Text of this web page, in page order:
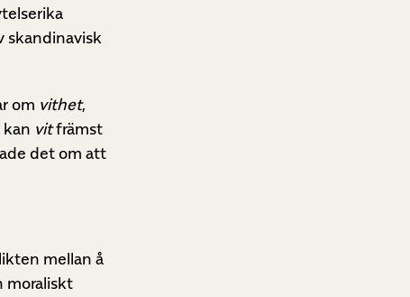
skandinavisk
om vithet,
kan vitfrämst
det om att
mellan å
moraliskt